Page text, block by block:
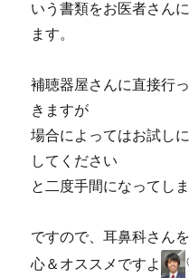
いう書類をお医者さん
ます。
補聴器屋さんに直接行
きますが
場合によってはお試し
してください
と二度手間になってし
ですので、耳鼻科さん
心＆オススメですよ